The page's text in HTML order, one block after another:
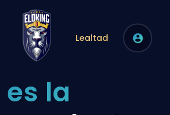
Lealtad
la